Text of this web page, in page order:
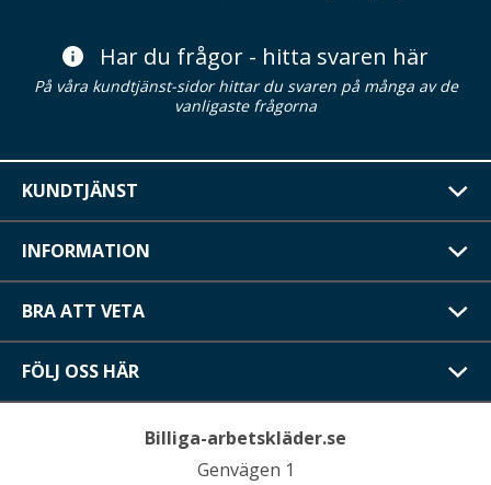
Har du frågor - hitta svaren här
På våra kundtjänst-sidor hittar du svaren på många av de
vanligaste frågorna
KUNDTJÄNST
INFORMATION
BRA ATT VETA
FÖLJ OSS HÄR
Billiga-arbetskläder.se
Genvägen 1